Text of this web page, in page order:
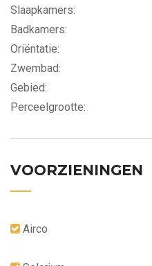
Slaapkamers:
Badkamers:
Oriëntatie:
Zwembad:
Gebied:
Perceelgrootte:
VOORZIENINGEN
Airco